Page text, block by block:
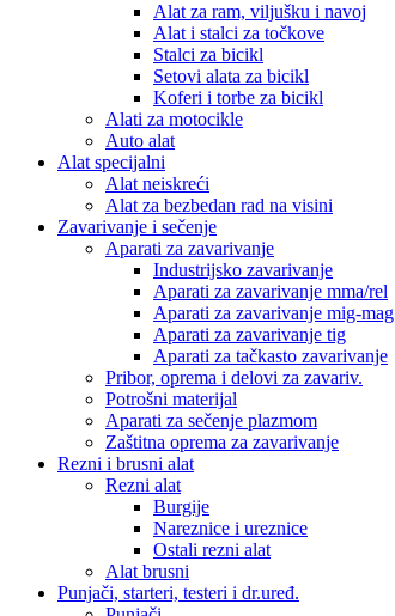
Alat za ram, viljušku i navoj
Alat i stalci za točkove
Stalci za bicikl
Setovi alata za bicikl
Koferi i torbe za bicikl
Alati za motocikle
Auto alat
Alat specijalni
Alat neiskreći
Alat za bezbedan rad na visini
Zavarivanje i sečenje
Aparati za zavarivanje
Industrijsko zavarivanje
Aparati za zavarivanje mma/rel
Aparati za zavarivanje mig-mag
Aparati za zavarivanje tig
Aparati za tačkasto zavarivanje
Pribor, oprema i delovi za zavariv.
Potrošni materijal
Aparati za sečenje plazmom
Zaštitna oprema za zavarivanje
Rezni i brusni alat
Rezni alat
Burgije
Nareznice i ureznice
Ostali rezni alat
Alat brusni
Punjači, starteri, testeri i dr.uređ.